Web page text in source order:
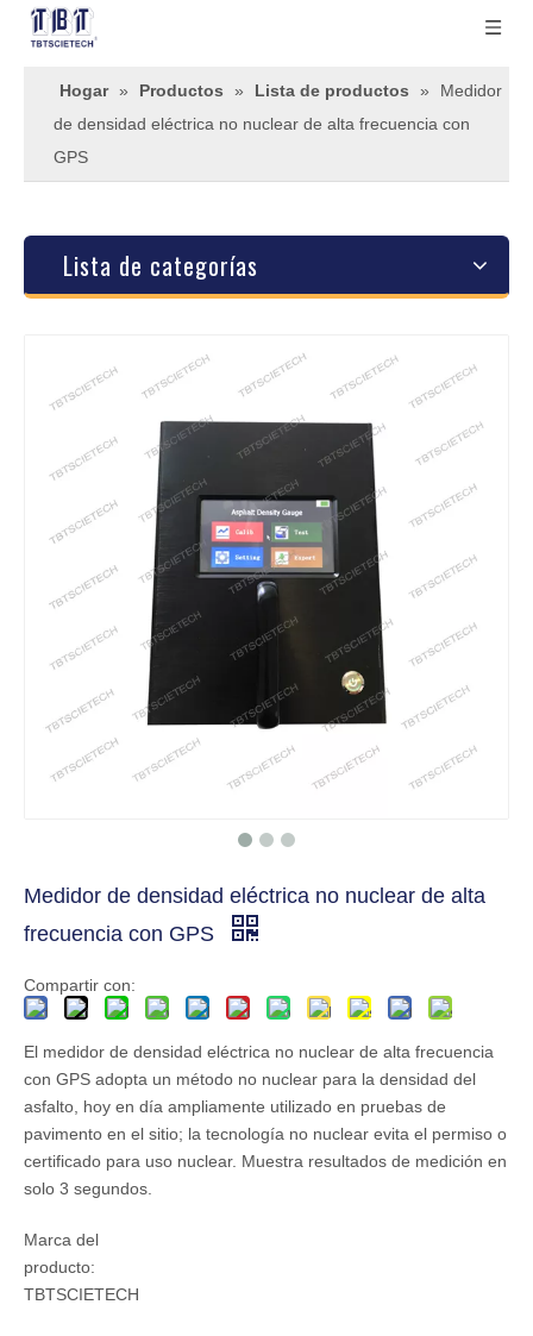
Hogar » Productos » Lista de productos »
Medidor
de densidad eléctrica no nuclear de alta frecuencia con
GPS
Lista de categorías
Medidor de densidad eléctrica no nuclear de alta
frecuencia con GPS
Compartir con:
El medidor de densidad eléctrica no nuclear de alta frecuencia
con GPS adopta un método no nuclear para la densidad del
asfalto, hoy en día ampliamente utilizado en pruebas de
pavimento en el sitio; la tecnología no nuclear evita el permiso o
certificado para uso nuclear. Muestra resultados de medición en
solo 3 segundos.
Marca del
producto:
TBTSCIETECH